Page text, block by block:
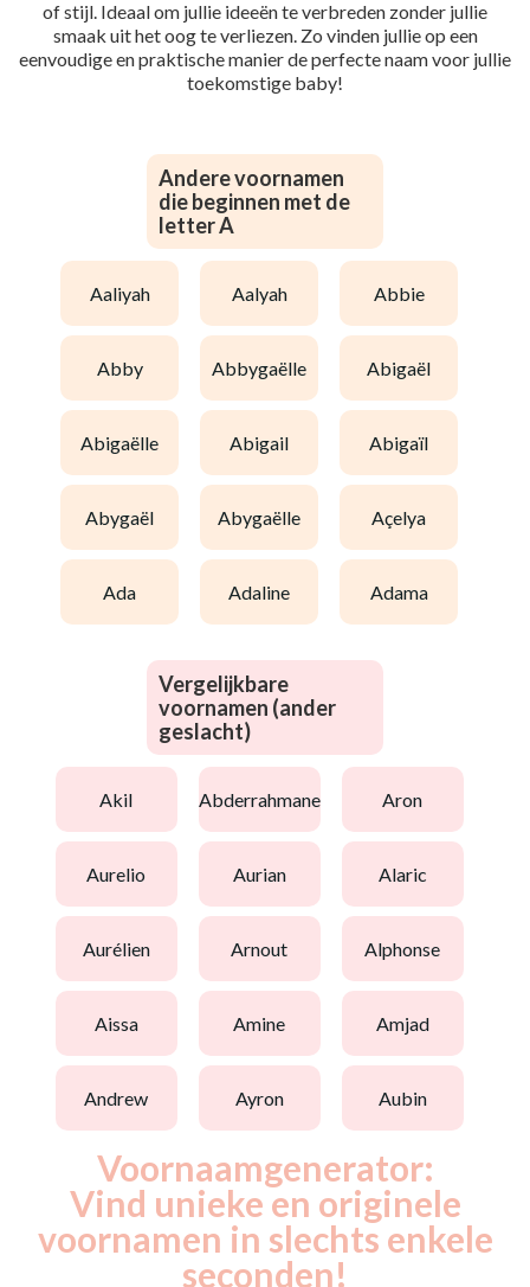
of stijl. Ideaal om jullie ideeën te verbreden zonder jullie
smaak uit het oog te verliezen. Zo vinden jullie op een
eenvoudige en praktische manier de perfecte naam voor jullie
toekomstige baby!
Andere voornamen
die beginnen met de
letter A
aaliyah aalyah abbie
abby abbygaëlle abigaël
abigaëlle abigail abigaïl
abygaël abygaëlle açelya
ada adaline adama
Vergelijkbare
voornamen (ander
geslacht)
akil abderrahmane aron
aurelio aurian alaric
aurélien arnout alphonse
aissa amine amjad
andrew ayron aubin
Voornaamgenerator:
Vind unieke en originele
voornamen in slechts enkele
seconden!